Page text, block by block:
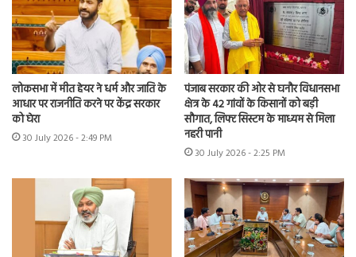
लोकसभा में मीत हेयर ने धर्म और जाति के
आधार पर राजनीति करने पर केंद्र सरकार
को घेरा
30 July 2026 - 2:49 PM
पंजाब सरकार की ओर से घनौर विधानसभा
क्षेत्र के 42 गांवों के किसानों को बड़ी
सौगात, लिफ्ट सिस्टम के माध्यम से मिला
नहरी पानी
30 July 2026 - 2:25 PM